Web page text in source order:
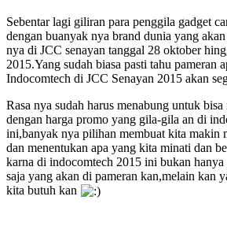
Sebentar lagi giliran para penggila gadget
dengan buanyak nya brand dunia yang
nya di JCC senayan tanggal 28 oktober
2015.Yang sudah biasa pasti tahu pameran
Indocomtech di JCC Senayan 2015 akan
Rasa nya sudah harus menabung untuk
dengan harga promo yang gila-gila an di
ini,banyak nya pilihan membuat kita makin
dan menentukan apa yang kita minati dan
karna di indocomtech 2015 ini bukan
saja yang akan di pameran kan,melain kan
kita butuh kan